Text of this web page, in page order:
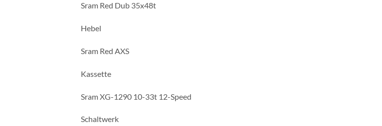
Sram Red Dub 35x48t
Hebel
Sram Red AXS
Kassette
Sram XG-1290 10-33t 12-Speed
Schaltwerk